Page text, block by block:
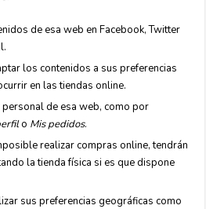
de esa web en Facebook, Twitter
los contenidos a sus preferencias
en las tiendas online.
de esa web, como por
o Mis pedidos.
realizar compras online, tendrán
la tienda física si es que dispone
sus preferencias geográficas como